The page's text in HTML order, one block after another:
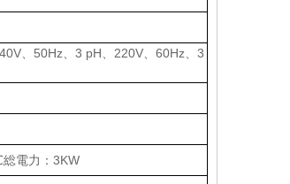
、50Hz、3 pH、220V、60Hz、3
電力：3KW